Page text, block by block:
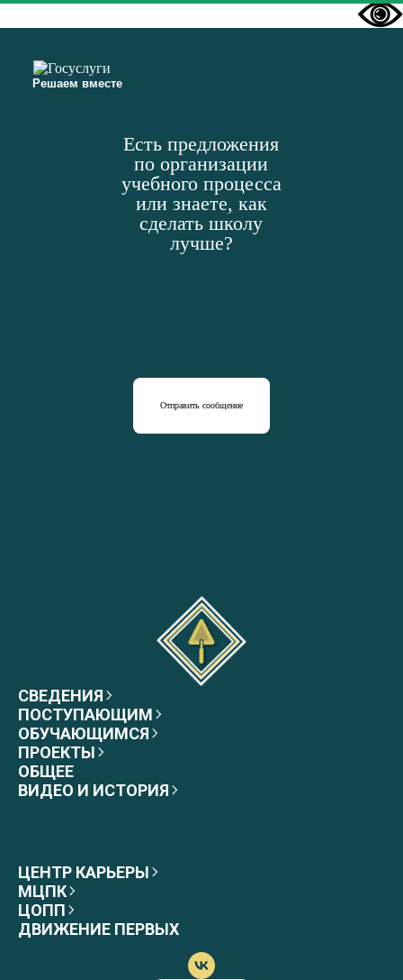
Решаем вместе
Есть предложения
по организации
учебного процесса
или знаете, как
сделать школу
лучше?
Отправить сообщение
СВЕДЕНИЯ
ПОСТУПАЮЩИМ
ОБУЧАЮЩИМСЯ
ПРОЕКТЫ
ОБЩЕЕ
ВИДЕО И ИСТОРИЯ
ЦЕНТР КАРЬЕРЫ
МЦПК
ЦОПП
ДВИЖЕНИЕ ПЕРВЫХ